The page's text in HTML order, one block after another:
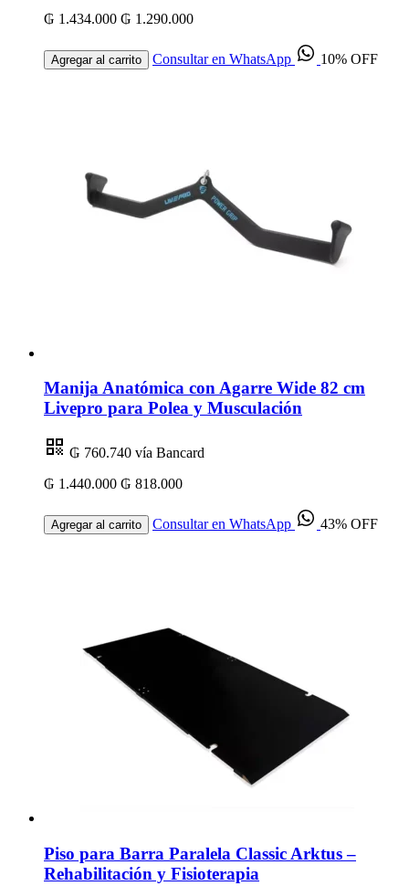
₲ 1.434.000 ₲ 1.290.000
Agregar al carrito Consultar en WhatsApp 10% OFF
Manija Anatómica con Agarre Wide 82 cm
Livepro para Polea y Musculación
₲ 760.740 vía Bancard
₲ 1.440.000 ₲ 818.000
Agregar al carrito Consultar en WhatsApp 43% OFF
Piso para Barra Paralela Classic Arktus –
Rehabilitación y Fisioterapia